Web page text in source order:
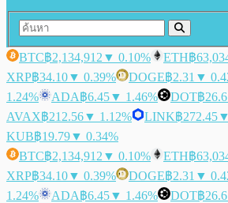
BTC฿2,134,912 ▼ 0.10% ETH฿
XRP฿34.10▼ 0.39% DOGE฿2.31 ▼
1.24%
ADA฿6.45▼ 1.46% DOT฿
AVAX฿212.56▼ 1.12% LINK฿272.45
KUB฿19.79▼ 0.34%
BTC฿2,134,912 ▼ 0.10% ETH฿
XRP฿34.10▼ 0.39% DOGE฿2.31 ▼
1.24%
ADA฿6.45▼ 1.46% DOT฿